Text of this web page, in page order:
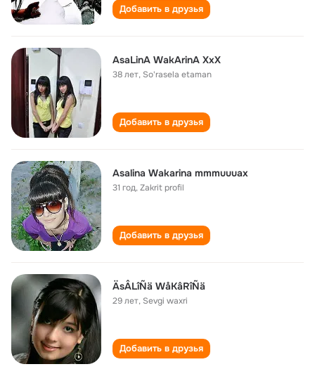
Добавить в друзья
AsaLinA WakArinA XxX
38 лет, So'rasela etaman
Добавить в друзья
Asalina Wakarina mmmuuuax
31 год,Zakrit profil
Добавить в друзья
ÄsÂLîÑä WåKâRîÑä
29 лет, Sevgi waxri
Добавить в друзья